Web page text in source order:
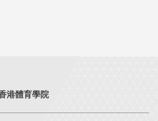
港體育學院